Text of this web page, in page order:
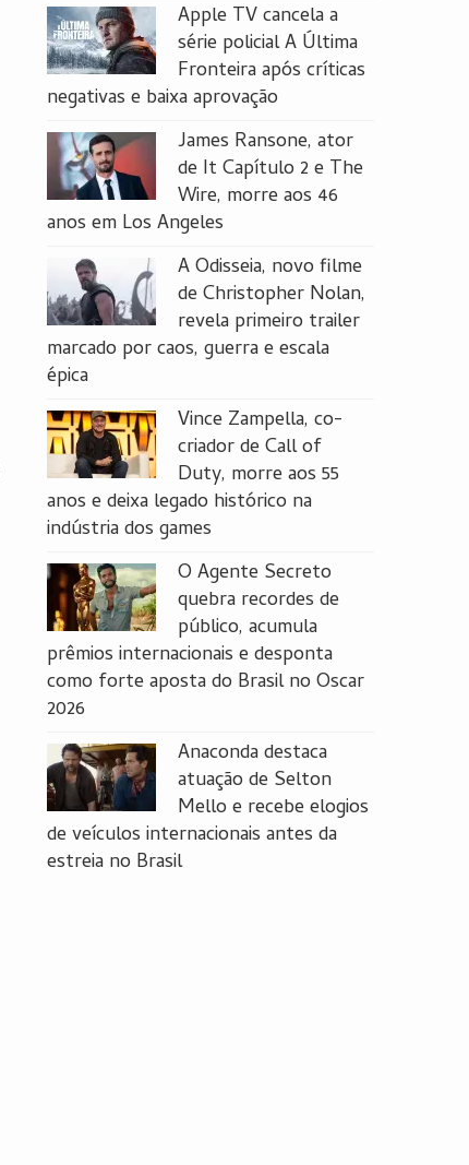
Apple TV cancela a
série policial A Última
Fronteira após críticas
negativas e baixa aprovação
James Ransone, ator
de It Capítulo 2 e The
Wire, morre aos 46
anos em Los Angeles
A Odisseia, novo filme
de Christopher Nolan,
revela primeiro trailer
marcado por caos, guerra e escala
épica
Vince Zampella, co-
criador de Call of
Duty, morre aos 55
anos e deixa legado histórico na
indústria dos games
O Agente Secreto
quebra recordes de
público, acumula
prêmios internacionais e desponta
como forte aposta do Brasil no Oscar
2026
Anaconda destaca
atuação de Selton
Mello e recebe elogios
de veículos internacionais antes da
estreia no Brasil